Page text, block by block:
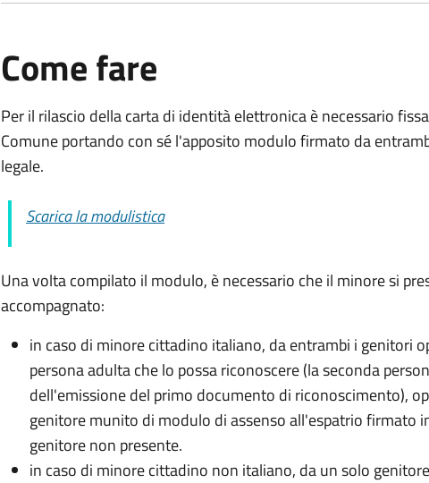
Come fare
Per il rilascio della carta di identità elettronica è necessario
Comune portando con sé l'apposito modulo firmato da
legale.
Scarica la modulistica
Una volta compilato il modulo, è necessario che il minore si
accompagnato:
in caso di minore cittadino italiano, da entrambi i genitori
persona adulta che lo possa riconoscere (la seconda
dell'emissione del primo documento di riconoscimento),
genitore munito di modulo di assenso all'espatrio firmato
genitore non presente.
in caso di minore cittadino non italiano, da un solo